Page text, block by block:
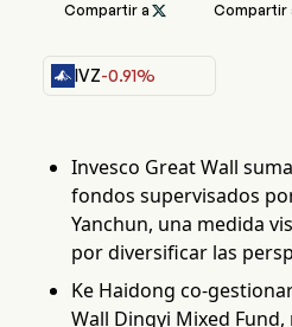
Compartir a  Compartir
IVZ-0.91%
Invesco Great Wall
fondos supervisados
Yanchun, una medida
por diversificar las
Ke Haidong co-
Wall Dingyi Mixed